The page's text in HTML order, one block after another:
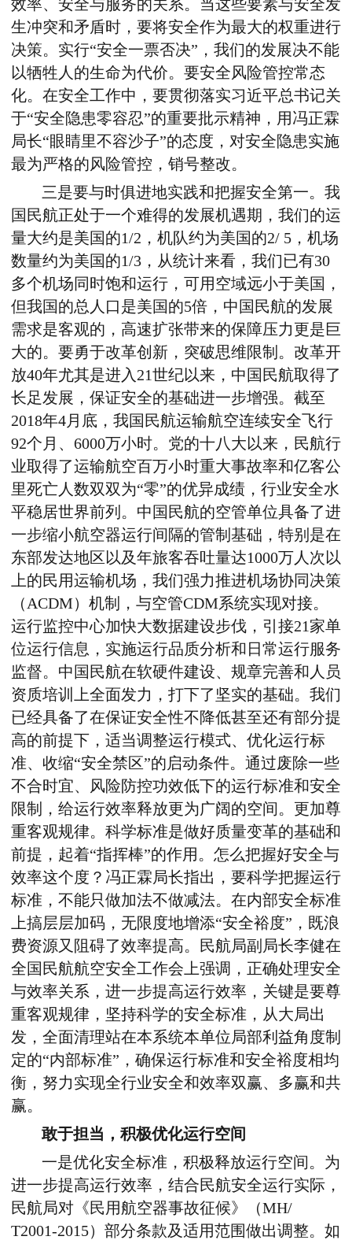
效率、安全与服务的关系。当这些要素与安全发
生冲突和矛盾时，要将安全作为最大的权重进行
决策。实行“安全一票否决”，我们的发展决不能
以牺牲人的生命为代价。要安全风险管控常态
化。在安全工作中，要贯彻落实习近平总书记关
于“安全隐患零容忍”的重要批示精神，用冯正霖
局长“眼睛里不容沙子”的态度，对安全隐患实施
最为严格的风险管控，销号整改。
三是要与时俱进地实践和把握安全第一。我
国民航正处于一个难得的发展机遇期，我们的运
量大约是美国的1/2，机队约为美国的2/ 5，机场
数量约为美国的1/3，从统计来看，我们已有30
多个机场同时饱和运行，可用空域远小于美国，
但我国的总人口是美国的5倍，中国民航的发展
需求是客观的，高速扩张带来的保障压力更是巨
大的。要勇于改革创新，突破思维限制。改革开
放40年尤其是进入21世纪以来，中国民航取得了
长足发展，保证安全的基础进一步增强。截至
2018年4月底，我国民航运输航空连续安全飞行
92个月、6000万小时。党的十八大以来，民航行
业取得了运输航空百万小时重大事故率和亿客公
里死亡人数双双为“零”的优异成绩，行业安全水
平稳居世界前列。中国民航的空管单位具备了进
一步缩小航空器运行间隔的管制基础，特别是在
东部发达地区以及年旅客吞吐量达1000万人次以
上的民用运输机场，我们强力推进机场协同决策
（ACDM）机制，与空管CDM系统实现对接。
运行监控中心加快大数据建设步伐，引接21家单
位运行信息，实施运行品质分析和日常运行服务
监督。中国民航在软硬件建设、规章完善和人员
资质培训上全面发力，打下了坚实的基础。我们
已经具备了在保证安全性不降低甚至还有部分提
高的前提下，适当调整运行模式、优化运行标
准、收缩“安全禁区”的启动条件。通过废除一些
不合时宜、风险防控功效低下的运行标准和安全
限制，给运行效率释放更为广阔的空间。更加尊
重客观规律。科学标准是做好质量变革的基础和
前提，起着“指挥棒”的作用。怎么把握好安全与
效率这个度？冯正霖局长指出，要科学把握运行
标准，不能只做加法不做减法。在内部安全标准
上搞层层加码，无限度地增添“安全裕度”，既浪
费资源又阻碍了效率提高。民航局副局长李健在
全国民航航空安全工作会上强调，正确处理安全
与效率关系，进一步提高运行效率，关键是要尊
重客观规律，坚持科学的安全标准，从大局出
发，全面清理站在本系统本单位局部利益角度制
定的“内部标准”，确保运行标准和安全裕度相均
衡，努力实现全行业安全和效率双赢、多赢和共
赢。
敢于担当，积极优化运行空间
一是优化安全标准，积极释放运行空间。为
进一步提高运行效率，结合民航安全运行实际，
民航局对《民用航空器事故征候》（MH/
T2001-2015）部分条款及适用范围做出调整。如